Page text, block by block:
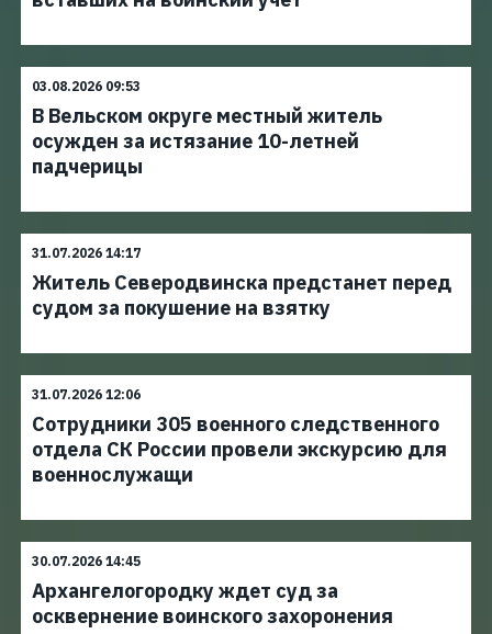
03.08.2026 09:53
В Вельском округе местный житель
осужден за истязание 10-летней
падчерицы
31.07.2026 14:17
Житель Северодвинска предстанет перед
судом за покушение на взятку
31.07.2026 12:06
Сотрудники 305 военного следственного
отдела СК России провели экскурсию для
военнослужащи
30.07.2026 14:45
Архангелогородку ждет суд за
осквернение воинского захоронения